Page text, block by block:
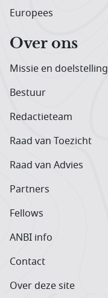
Europees
Over ons
Missie en doelstelling
Bestuur
Redactieteam
Raad van Toezicht
Raad van Advies
Partners
Fellows
ANBI info
Contact
Over deze site